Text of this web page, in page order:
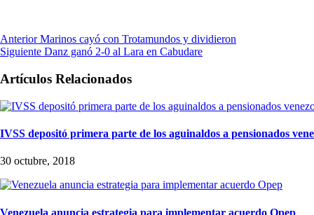
Anterior Marinos cayó con Trotamundos y dividieron
Siguiente Danz ganó 2-0 al Lara en Cabudare
Artículos Relacionados
IVSS depositó primera parte de los aguinaldos a pensionados
30 octubre, 2018
Venezuela anuncia estrategia para implementar acuerdo Opep